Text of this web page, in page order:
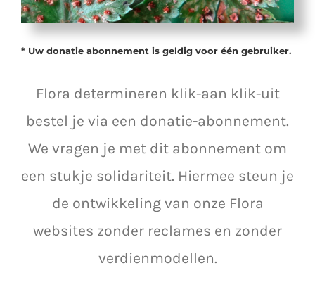
* Uw donatie abonnement is geldig voor één gebruiker.
Flora determineren klik-aan klik-uit
bestel je via een donatie-abonnement.
We vragen je met dit abonnement om
een stukje solidariteit. Hiermee steun je
de ontwikkeling van onze Flora
websites zonder reclames en zonder
verdienmodellen.